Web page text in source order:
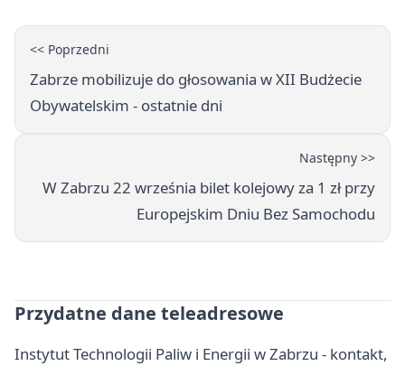
<< Poprzedni
Zabrze mobilizuje do głosowania w XII Budżecie
Obywatelskim - ostatnie dni
Następny >>
W Zabrzu 22 września bilet kolejowy za 1 zł przy
Europejskim Dniu Bez Samochodu
Przydatne dane teleadresowe
Instytut Technologii Paliw i Energii w Zabrzu - kontakt,